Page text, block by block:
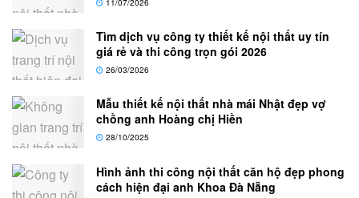
Tìm dịch vụ công ty thiết kế nội thất uy tín
giá rẻ và thi công trọn gói 2026
26/03/2026
Mẫu thiết kế nội thất nhà mái Nhật đẹp vợ
chồng anh Hoàng chị Hiền
28/10/2025
Hình ảnh thi công nội thất căn hộ đẹp phong
cách hiện đại anh Khoa Đà Nẵng